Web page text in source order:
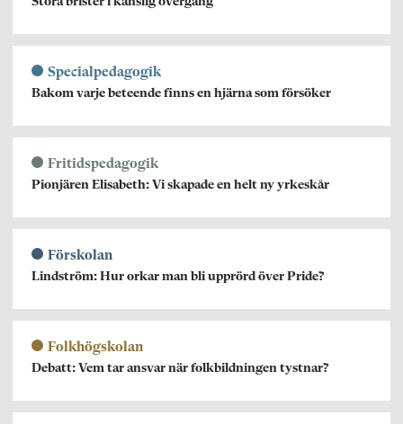
Specialpedagogik
Bakom varje beteende finns en hjärna som försöker
Fritidspedagogik
Pionjären Elisabeth: Vi skapade en helt ny yrkeskår
Förskolan
Lindström: Hur orkar man bli upprörd över Pride?
Folkhögskolan
Debatt: Vem tar ansvar när folkbildningen tystnar?